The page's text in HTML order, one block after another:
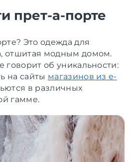
прет-а-порте
Это одежда для
отшитая модным домом.
говорит об уникальности:
на сайты магазинов из е-
в различных
гамме.